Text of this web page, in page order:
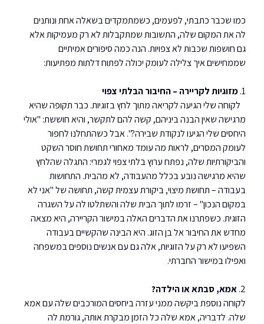
כמו שכבר כתבתי, לפעמים, כשמתמקדים בשאלה אחת ונותנים
לה את המקום שלה, התשובות שמתקבלות לא רק מעמיקות אלא
גם חושפות שכבות לא צפויות. הנה כמה סיפורים אמיתיים
שממחישים איך צלילה לעומק יכולה לפתוח דלתות מפתיעות:
1. מזוגיות לקריירה – החיבור הבלתי צפוי
לקוחה שלי הגיעה לקריאה מתוך לחץ בזוגיות. כבר תקופה שהיא
מרגישה שאין הבנה ביניהם, קשה להם לתקשר, והיא חוששת: "אולי
היחסים שלי הגיעו לנקודת שבירה?". אבל כשהתחלנו לחפור
לעומק המסרים, לראות מה עומד מאחורי תחושת חוסר השקט
והביקורתיות שלה, נפתח ערוץ בלתי צפוי לגמרי: התגלה שהלחץ
שהיא מרגישה נובע בכלל מהעבודה, לא מהבית. התחושות
בעבודה – תחושת מיצוי, ביקורת עצמית קשה, תחושה של "אני לא
במקום הנכון" – זרמו לתוך הבית שלה והשתלטו לה על השגרה
הזוגית. כשפתרנו את הדברים האלה במישור הקריירה, היא מצאה
מחדש את החיבור אל בן הזוג. היא הבינה שהקשיים בעבודה
השפיעו לא רק על הזוגיות, אלה גם עם אנשים נוספים במשפחה
ואפילו במישור החברתי.
2. אמא, סבתא או הילדה?
לקוחה נוספת ביקשה ממני עזרה ביחסים המורכבים שלה עם אמא
שלה. לדבריה, אמא שלה כל הזמן מבקרת אותה, גורמת לה